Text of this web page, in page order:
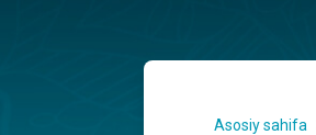
Asosiy sahifa